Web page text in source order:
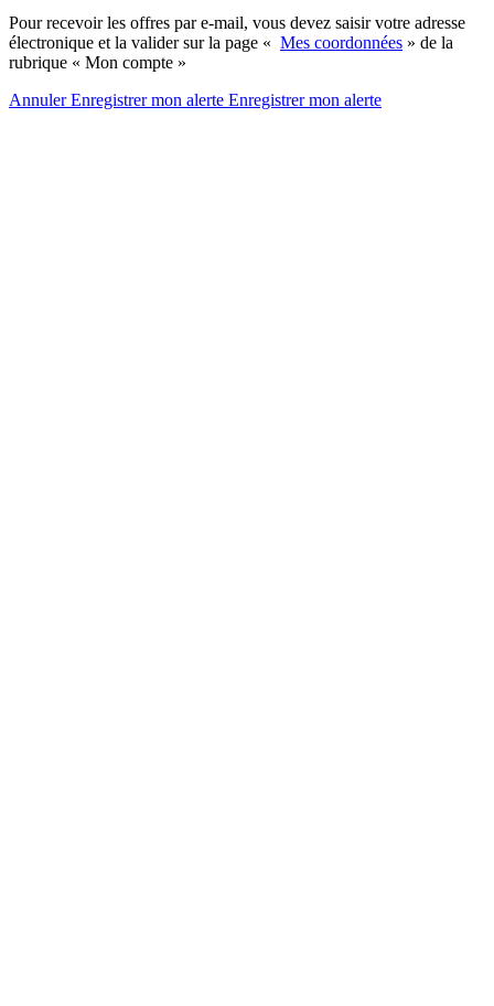
Pour recevoir les offres par e-mail, vous devez saisir votre adresse
électronique et la valider sur la page « Mes coordonnées » de la
rubrique « Mon compte »
AnnulerEnregistrer mon alerte Enregistrermon alerte